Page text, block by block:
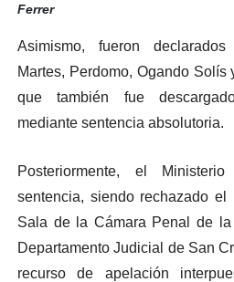
Ferrer
Asimismo, fueron
Martes, Perdomo, Ogando Solís
que también fue
mediante sentencia absolutoria.
Posteriormente, el
sentencia, siendo rechazado
Sala de la Cámara Penal de
Departamento Judicial de San
recurso de apelación